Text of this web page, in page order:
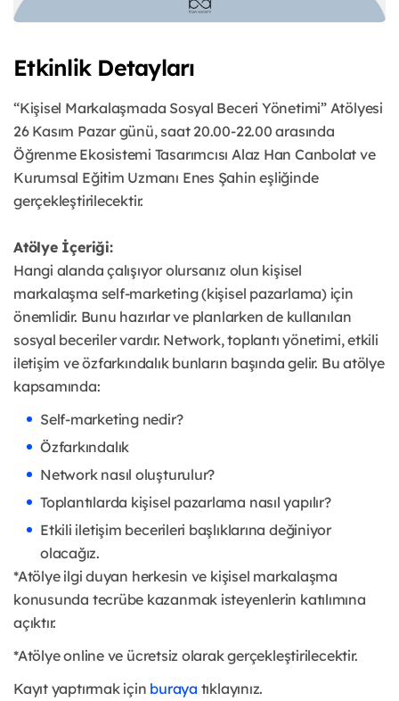
Etkinlik Detayları
“Kişisel Markalaşmada Sosyal Beceri Yönetimi” Atölyesi
26 Kasım Pazar günü, saat 20.00-22.00 arasında
Öğrenme Ekosistemi Tasarımcısı Alaz Han Canbolat ve
Kurumsal Eğitim Uzmanı Enes Şahin eşliğinde
gerçekleştirilecektir.
Atölye İçeriği:
Hangi alanda çalışıyor olursanız olun kişisel
markalaşma self-marketing (kişisel pazarlama) için
önemlidir. Bunu hazırlar ve planlarken de kullanılan
sosyal beceriler vardır. Network, toplantı yönetimi, etkili
iletişim ve özfarkındalık bunların başında gelir. Bu atölye
kapsamında:
Self-marketing nedir?
Özfarkındalık
Network nasıl oluşturulur?
Toplantılarda kişisel pazarlama nasıl yapılır?
Etkili iletişim becerileri başlıklarına değiniyor
olacağız.
*Atölye ilgi duyan herkesin ve kişisel markalaşma
konusunda tecrübe kazanmak isteyenlerin katılımına
açıktır.
*Atölye online ve ücretsiz olarak gerçekleştirilecektir.
Kayıt yaptırmak için buraya tıklayınız.